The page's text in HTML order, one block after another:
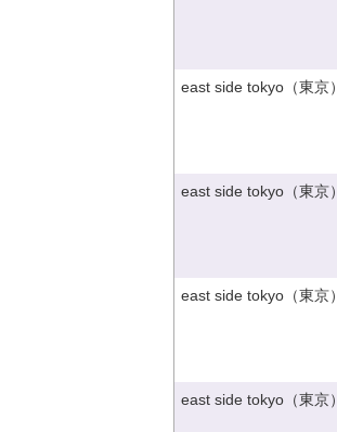
east side tokyo（東京）
east side tokyo（東京）
east side tokyo（東京）
east side tokyo（東京）